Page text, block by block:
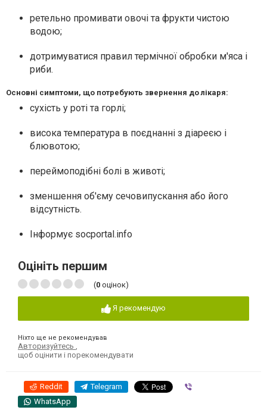
ретельно промивати овочі та фрукти чистою
водою;
дотримуватися правил термічної обробки м'яса і
риби.
Основні симптоми, що потребують звернення до лікаря:
сухість у роті та горлі;
висока температура в поєднанні з діареєю і
блювотою;
переймоподібні болі в животі;
зменшення об'єму сечовипускання або його
відсутність.
Інформує socportal.info
Оцініть першим
(0 оцінок)
Я рекомендую
Ніхто ще не рекомендував
Авторизуйтесь ,
щоб оцінити і порекомендувати
Reddit Telegram
WhatsApp